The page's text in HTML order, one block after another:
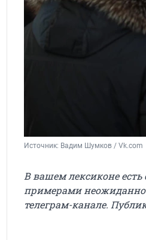
Источник: Вадим Шумков / Vk.com
В вашем лексиконе
примерами
телеграм-канале.